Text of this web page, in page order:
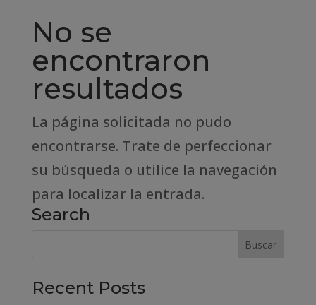
No se
encontraron
resultados
La página solicitada no pudo
encontrarse. Trate de perfeccionar
su búsqueda o utilice la navegación
para localizar la entrada.
Search
Recent Posts